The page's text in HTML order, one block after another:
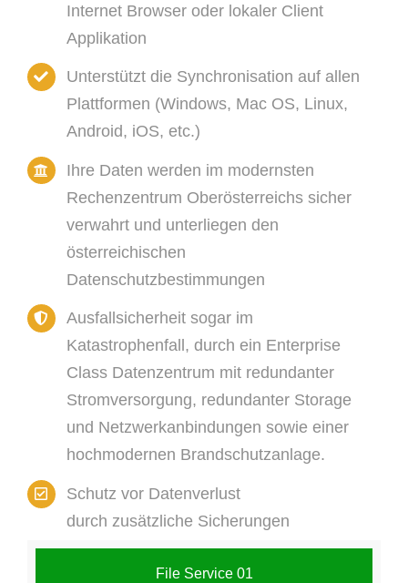
Internet Browser oder lokaler Client
Applikation
Unterstützt die Synchronisation auf allen
Plattformen (Windows, Mac OS, Linux,
Android, iOS, etc.)
Ihre Daten werden im modernsten
Rechenzentrum Oberösterreichs sicher
verwahrt und unterliegen den
österreichischen
Datenschutzbestimmungen
Ausfallsicherheit sogar im
Katastrophenfall, durch ein Enterprise
Class Datenzentrum mit redundanter
Stromversorgung, redundanter Storage
und Netzwerkanbindungen sowie einer
hochmodernen Brandschutzanlage.
Schutz vor Datenverlust
durch zusätzliche Sicherungen
File Service 01